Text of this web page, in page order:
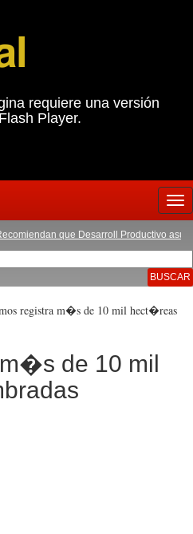
requiere una versión
Player.
que Desarroll Productivo asuma
registra m�s de 10 mil hect�reas
de 10 mil